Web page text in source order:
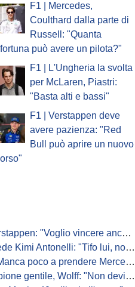
F1 | Mercedes,
Coulthard dalla parte di
Russell: "Quanta
può avere un pilota?"
F1 | L'Ungheria la svolta
per McLaren, Piastri:
"Basta alti e bassi"
F1 | Verstappen deve
avere pazienza: "Red
Bull può aprire un nuovo
"Voglio vincere anch'io"
Antonelli: "Tifo lui, non Ferrari"
Mercedes, ma non basterà l'ADUO"
"Non devi essere stronzo per vincere"